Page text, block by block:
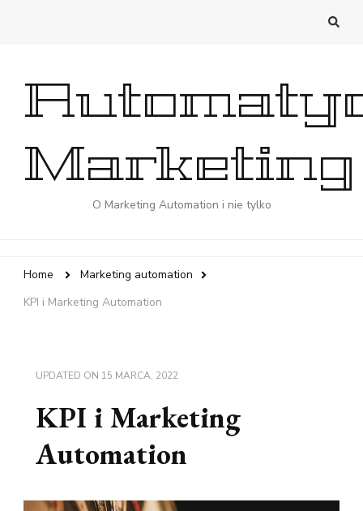
Marketing
O Marketing Automation i nie tylko
Home
Marketing automation
KPI i Marketing Automation
UPDATED ON 15 MARCA, 2022
KPI i Marketing
Automation